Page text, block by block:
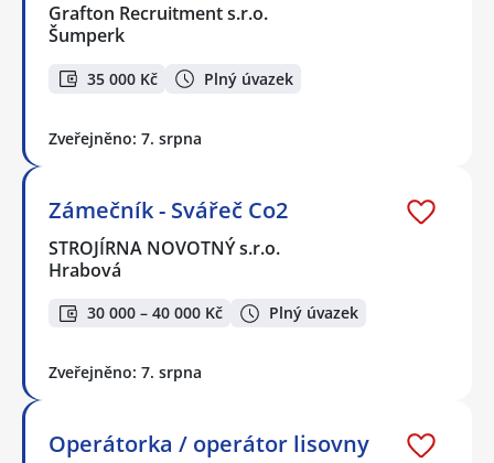
Grafton Recruitment s.r.o.
Šumperk
35 000 Kč Plný úvazek
Zveřejněno: 7. srpna
Zámečník - Svářeč Co2
STROJÍRNA NOVOTNÝ s.r.o.
Hrabová
30 000 – 40 000 Kč Plný úvazek
Zveřejněno: 7. srpna
Operátorka / operátor lisovny